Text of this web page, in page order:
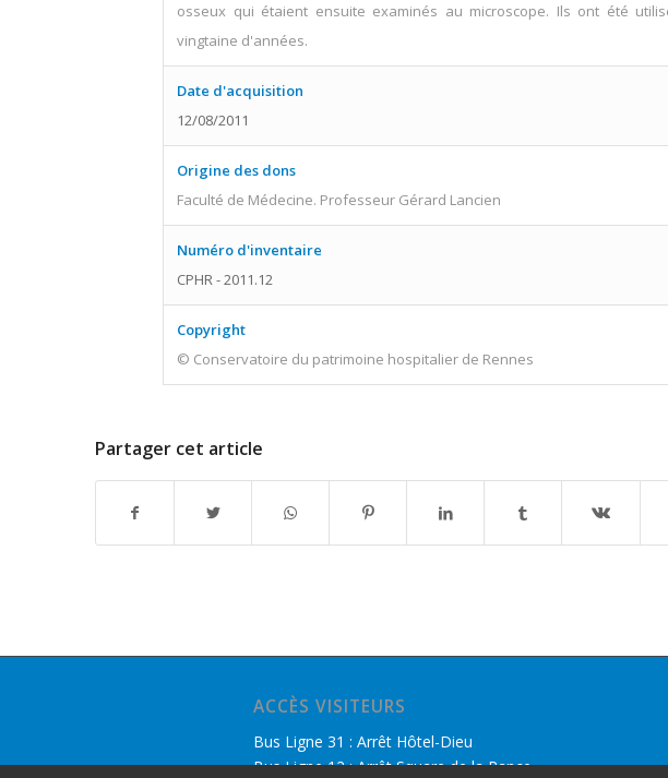
osseux qui étaient ensuite examinés au microscope. Ils ont été
vingtaine d'années.
Date d'acquisition
12/08/2011
Origine des dons
Faculté de Médecine. Professeur Gérard Lancien
Numéro d'inventaire
CPHR - 2011.12
Copyright
© Conservatoire du patrimoine hospitalier de Rennes
Partager cet article
ACCÈS VISITEURS
Bus Ligne 31 : Arrêt Hôtel-Dieu
Bus Ligne 12 : Arrêt Square de la Rance